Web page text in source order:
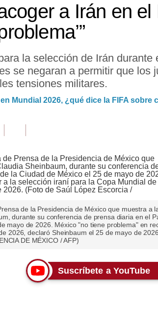
a Irán en
la selección de Irán
se negaran a permitir que los
tensiones militares.
Mundial 2026, ¿qué dice la FIFA sobre
de la Presidencia de México que muestra a
durante su conferencia de prensa diaria en el
mayo de 2026. México "no tiene problema" en
2026, declaró Sheinbaum el 25 de mayo de 2026.
DE MÉXICO / AFP)
Suscríbete a YouTube